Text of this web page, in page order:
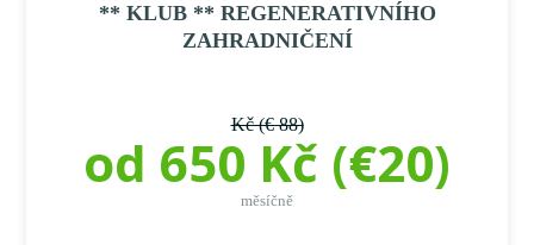
** KLUB ** REGENERATIVNÍHO
ZAHRADNIČENÍ
Kč (€ 88)
od 650 Kč (€20)
měsíčně